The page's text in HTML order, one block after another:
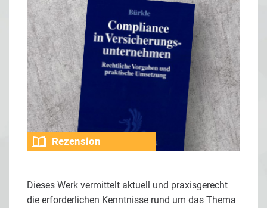
Rezension
Dieses Werk vermittelt aktuell und praxisgerecht
die erforderlichen Kenntnisse rund um das Thema